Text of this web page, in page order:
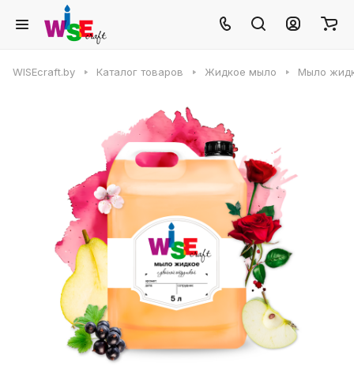
WISEcraft.by Каталог товаров Жидкое мыло Мыло